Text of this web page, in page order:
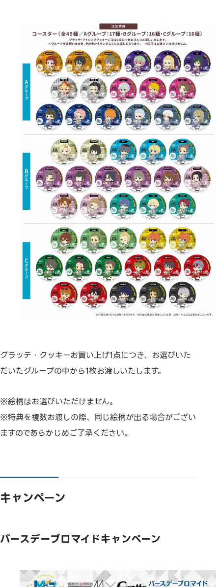
グラッテ・クッキーお買い上げ1点につき、お選びいた
だいたグループの中から1枚お渡しいたします。
※絵柄はお選びいただけません。
※特典を複数お渡しの際、同じ絵柄が出る場合がござい
ますのであらかじめご了承ください。
キャンペーン
バースデーブロマイドキャンペーン